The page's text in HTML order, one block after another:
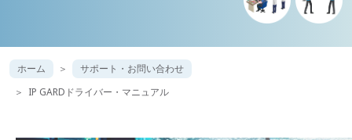
ホーム
サポート・お問い合わせ
IP GARDドライバー・マニュアル